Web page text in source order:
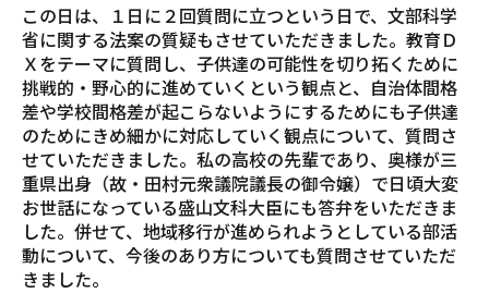
この日は、１日に２回質問に立つという日で、文部科学
省に関する法案の質疑もさせていただきました。教育Ｄ
Ｘをテーマに質問し、子供達の可能性を切り拓くために
挑戦的・野心的に進めていくという観点と、自治体間格
差や学校間格差が起こらないようにするためにも子供達
のためにきめ細かに対応していく観点について、質問さ
せていただきました。私の高校の先輩であり、奥様が三
重県出身（故・田村元衆議院議長の御令嬢）で日頃大変
お世話になっている盛山文科大臣にも答弁をいただきま
した。併せて、地域移行が進められようとしている部活
動について、今後のあり方についても質問させていただ
きました。